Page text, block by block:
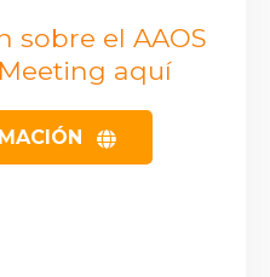
sobre el AAOS
aquí